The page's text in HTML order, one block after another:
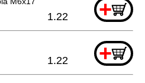
+
1.22
+
1.22